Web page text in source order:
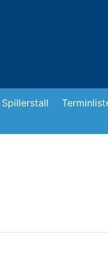
Spillerstall